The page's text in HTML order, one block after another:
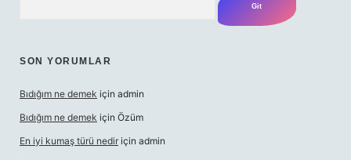
SON YORUMLAR
Bıdığım ne demek için admin
Bıdığım ne demek için Özüm
En iyi kumaş türü nedir için admin